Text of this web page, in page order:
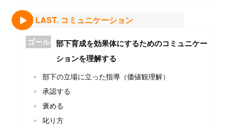
LAST. コミュニケーション
ゴール 部下育成を効果体にするためのコミュニケー
ションを理解する
部下の立場に立った指導（価値観理解）
承認する
褒める
叱り方